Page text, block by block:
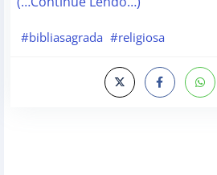
#bibliasagrada #religiosa